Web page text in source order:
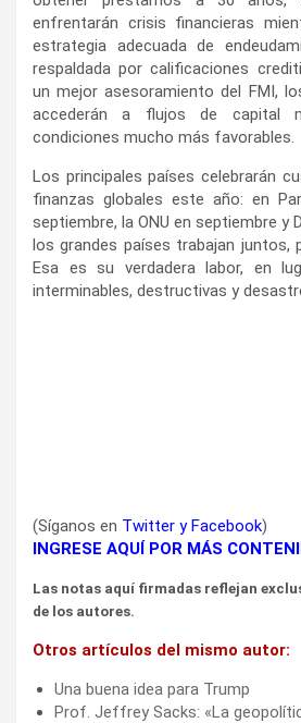
enfrentarán crisis financieras
estrategia adecuada de
respaldada por calificaciones
un mejor asesoramiento del FMI,
accederán a flujos de capital
condiciones mucho más favorables.
Los principales países celebrarán
finanzas globales este año: en
septiembre, la ONU en septiembre y
los grandes países trabajan juntos,
Esa es su verdadera labor, en
interminables, destructivas y
(Síganos en Twitter yFacebook)
INGRESE AQUÍ POR MÁS
Las notas aquí firmadas reflejan
de los autores.
Otros artículos del mismo autor:
Una buena idea para Trump
Prof. Jeffrey Sacks: «La